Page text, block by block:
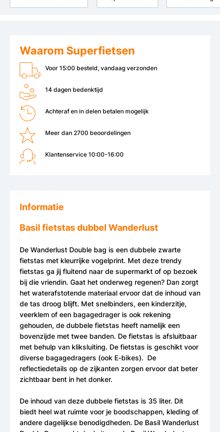
Waarom Superfietsen
Voor 15:00 besteld, vandaag verzonden
14 dagen bedenktijd
Achteraf en in delen betalen mogelijk
Meer dan 2700 beoordelingen
Klantenservice 10:00-16:00
Informatie
Basil fietstas dubbel Wanderlust
De Wanderlust Double bag is een dubbele zwarte
fietstas met kleurrijke vogelprint. Met deze trendy
fietstas ga jij fluitend naar de supermarkt of op bezoek
bij die vriendin. Gaat het onderweg regenen? Dan zorgt
het waterafstotende materiaal ervoor dat de inhoud van
de tas droog blijft. Met snelbinders, een kinderzitje,
veerklem of een bagagedrager is ook rekening
gehouden, de dubbele fietstas heeft namelijk een
bovenzijde met twee banden. De fietstas is afsluitbaar
met behulp van kliksluiting. De fietstas is geschikt voor
diverse bagagedragers (ook E-bikes). De
reflectiedetails op de zijkanten zorgen ervoor dat beter
zichtbaar bent in het donker.
De inhoud van deze dubbele fietstas is 35 liter. Dit
biedt heel wat ruimte voor je boodschappen, kleding of
andere dagelijkse benodigdheden. De Basil Wanderlust